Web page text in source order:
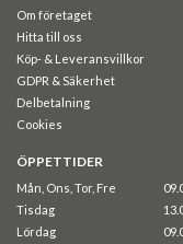
Om företaget
Hitta till oss
Köp- & Leveransvillkor
GDPR & Säkerhet
Delbetalning
Cookies
ÖPPETTIDER
Mån, Ons, Tor, Fre
Tisdag
Lördag